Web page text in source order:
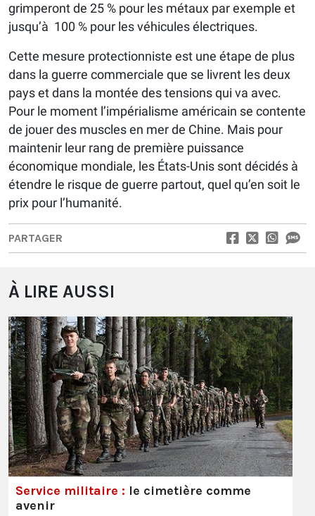
grimperont de 25 % pour les métaux par exemple et
jusqu’à 100 % pour les véhicules électriques.
Cette mesure protectionniste est une étape de plus
dans la guerre commerciale que se livrent les deux
pays et dans la montée des tensions qui va avec.
Pour le moment l’impérialisme américain se contente
de jouer des muscles en mer de Chine. Mais pour
maintenir leur rang de première puissance
économique mondiale, les États-Unis sont décidés à
étendre le risque de guerre partout, quel qu’en soit le
prix pour l’humanité.
PARTAGER
À LIRE AUSSI
Service militaire : le cimetière comme
avenir